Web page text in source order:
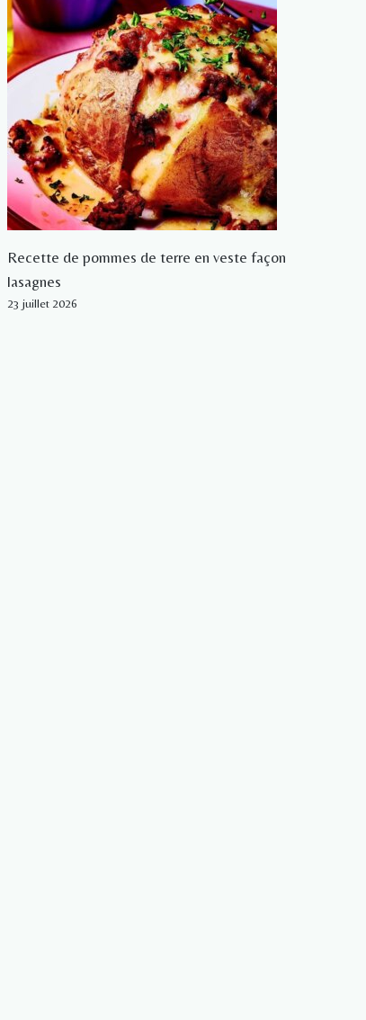
Recette de pommes de terre en veste façon
lasagnes
23 juillet 2026